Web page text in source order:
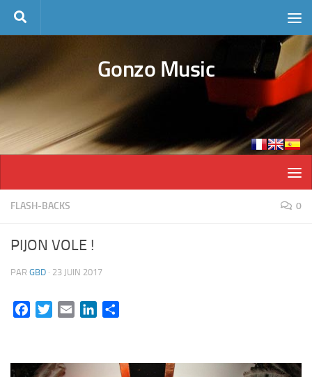
Skip to content
Gonzo Music
FLASH-BACKS 0
PIJON VOLE !
PAR GBD · 23 JUIN 2017
FacebookTwitterEmail LinkedIn